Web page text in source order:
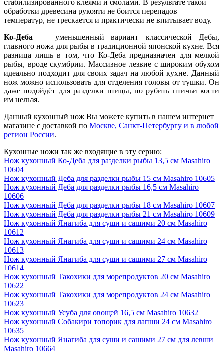
стабилизированного клеями и смолами. В результате такой
обработки древесина рукояти не боится перепадов
температур, не трескается и практически не впитывает воду.
Ко-Деба — уменьшенный вариант классической Дебы,
главного ножа для рыбы в традиционной японской кухне. Вся
разница лишь в том, что Ко-Деба предназначен для мелкой
рыбы, вроде скумбрии. Массивное лезвие с широким обухом
идеально подходит для своих задач на любой кухне. Данный
нож можно использовать для отделения головы от тушки. Он
даже подойдёт для разделки птицы, но рубить птичьи кости
им нельзя.
Данный кухонный нож Вы можете купить в нашем интернет
магазине с доставкой по Москве, Санкт-Петербургу и в любой
регион России.
Кухонные ножи так же входящие в эту серию:
Нож кухонный Ко-Деба для разделки рыбы 13,5 см Masahiro
10604
Нож кухонный Деба для разделки рыбы 15 см Masahiro 10605
Нож кухонный Деба для разделки рыбы 16,5 см Masahiro
10606
Нож кухонный Деба для разделки рыбы 18 см Masahiro 10607
Нож кухонный Деба для разделки рыбы 21 см Masahiro 10609
Нож кухонный Янагиба для суши и сашими 20 см Masahiro
10612
Нож кухонный Янагиба для суши и сашими 24 см Masahiro
10613
Нож кухонный Янагиба для суши и сашими 27 см Masahiro
10614
Нож кухонный Такохики для морепродуктов 20 см Masahiro
10622
Нож кухонный Такохики для морепродуктов 24 см Masahiro
10623
Нож кухонный Усуба для овощей 16,5 см Masahiro 10632
Нож кухонный Собакири топорик для лапши 24 см Masahiro
10635
Нож кухонный Янагиба для суши и сашими 27 cм для левши
Masahiro 10664